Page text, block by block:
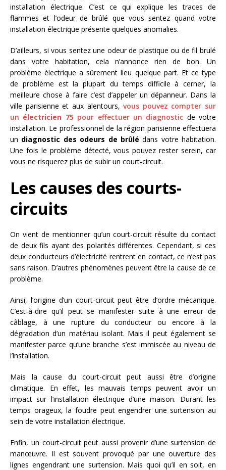
installation électrique. C’est ce qui explique les traces de
flammes et l’odeur de brûlé que vous sentez quand votre
installation électrique présente quelques anomalies.
D’ailleurs, si vous sentez une odeur de plastique ou de fil brulé
dans votre habitation, cela n’annonce rien de bon. Un
problème électrique a sûrement lieu quelque part. Et ce type
de problème est la plupart du temps difficile à cerner, la
meilleure chose à faire c’est d’appeler un dépanneur. Dans la
ville parisienne et aux alentours,vous pouvez compter sur
un électricien 75 pour effectuer un diagnostic de votre
installation. Le professionnel de la région parisienne effectuera
un diagnostic des odeurs de brûlé dans votre habitation.
Une fois le problème détecté, vous pouvez rester serein, car
vous ne risquerez plus de subir un court-circuit.
Les causes des courts-
circuits
On vient de mentionner qu’un court-circuit résulte du contact
de deux fils ayant des polarités différentes. Cependant, si ces
deux conducteurs d’électricité rentrent en contact, ce n’est pas
sans raison. D’autres phénomènes peuvent être la cause de ce
problème.
Ainsi, l’origine d’un court-circuit peut être d’ordre mécanique.
C’est-à-dire qu’il peut se manifester suite à une erreur de
câblage, à une rupture du conducteur ou encore à la
dégradation d’un matériau isolant. Mais il peut également se
manifester parce qu’une branche s’est immiscée au niveau de
l’installation.
Mais la cause du court-circuit peut aussi être d’origine
climatique. En effet, les mauvais temps peuvent avoir un
impact sur l’installation électrique d’une maison. Durant les
temps orageux, la foudre peut engendrer une surtension au
sein de votre installation électrique.
Enfin, un court-circuit peut aussi provenir d’une surtension de
manœuvre. Il est souvent provoqué par une ouverture des
lignes engendrant une surtension. Mais quoi qu’il en soit, en